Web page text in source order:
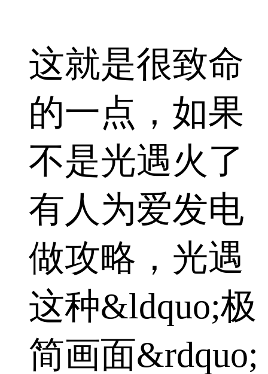
这就是很致命
的一点，如果
不是光遇火了
有人为爱发电
做攻略，光遇
这种&ldquo;极
简画面&rdquo;